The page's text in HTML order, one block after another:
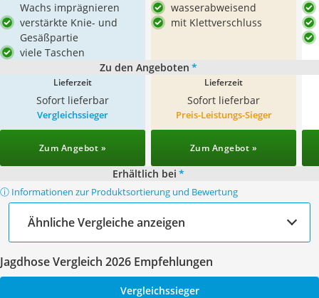
Wachs imprägnieren
verstärkte Knie- und
Gesäßpartie
viele Taschen
wasserabweisend
mit Klettverschluss
Zu den Angeboten *
Lieferzeit
Sofort lieferbar
Lieferzeit
Sofort lieferbar
Vergleichssieger
Zum Angebot »
Preis-Leistungs-Sieger
Zum Angebot »
Erhältlich bei *
ⓘ Informationen zur Produktsortierung und Bewertung
Ähnliche Vergleiche anzeigen
Jagdhose Vergleich 2026 Empfehlungen
Vergleichssieger